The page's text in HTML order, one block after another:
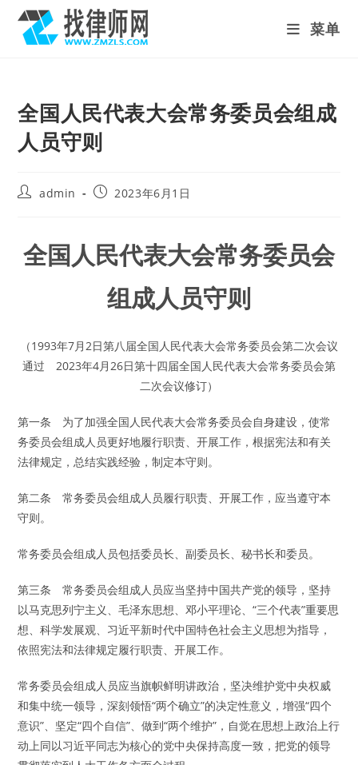
content
菜单
全国人民代表大会常务委员会组成
人员守则
Postadmin
Post2023年6月1日
全国人民代表大会常务委员会
组成人员守则
（1993年7月2日第八届全国人民代表大会常务委员会第二次会议
通过 2023年4月26日第十四届全国人民代表大会常务委员会第
二次会议修订）
第一条 为了加强全国人民代表大会常务委员会自身建设，使常
务委员会组成人员更好地履行职责、开展工作，根据宪法和有关
法律规定，总结实践经验，制定本守则。
第二条 常务委员会组成人员履行职责、开展工作，应当遵守本
守则。
常务委员会组成人员包括委员长、副委员长、秘书长和委员。
第三条 常务委员会组成人员应当坚持中国共产党的领导，坚持
以马克思列宁主义、毛泽东思想、邓小平理论、“三个代表”重要思
想、科学发展观、习近平新时代中国特色社会主义思想为指导，
依照宪法和法律规定履行职责、开展工作。
常务委员会组成人员应当旗帜鲜明讲政治，坚决维护党中央权威
和集中统一领导，深刻领悟“两个确立”的决定性意义，增强“四个
意识”、坚定“四个自信”、做到“两个维护”，自觉在思想上政治上行
动上同以习近平同志为核心的党中央保持高度一致，把党的领导